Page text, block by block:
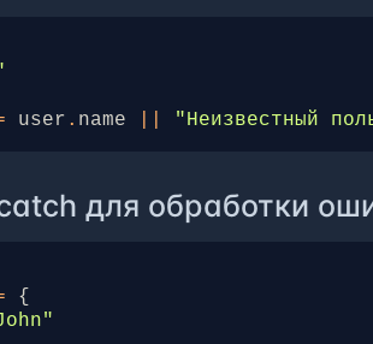
user . name "Неизвестный
для обработки
{